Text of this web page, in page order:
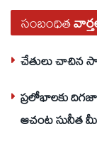
సంబంధిత
చేతులు చాచిన
ప్రలోభాలకు
ఆచంట